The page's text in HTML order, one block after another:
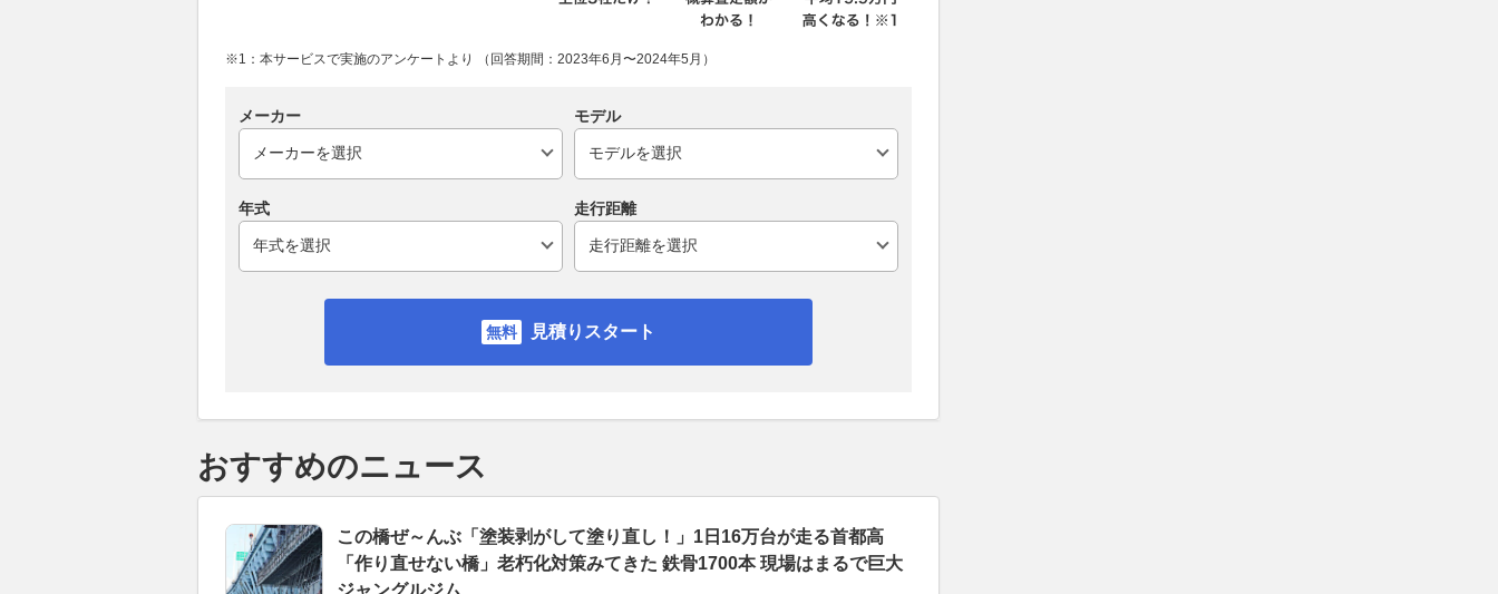
※1：本サービスで実施のアンケートより （回答期間：2023年6月〜2024年5月）
メーカー モデル
年式 走行距離
見積りスタート
おすすめのニュース
この橋ぜ～んぶ「塗装剥がして塗り直し！」1日16万台が走る首都高
「作り直せない橋」老朽化対策みてきた 鉄骨1700本 現場はまるで巨大